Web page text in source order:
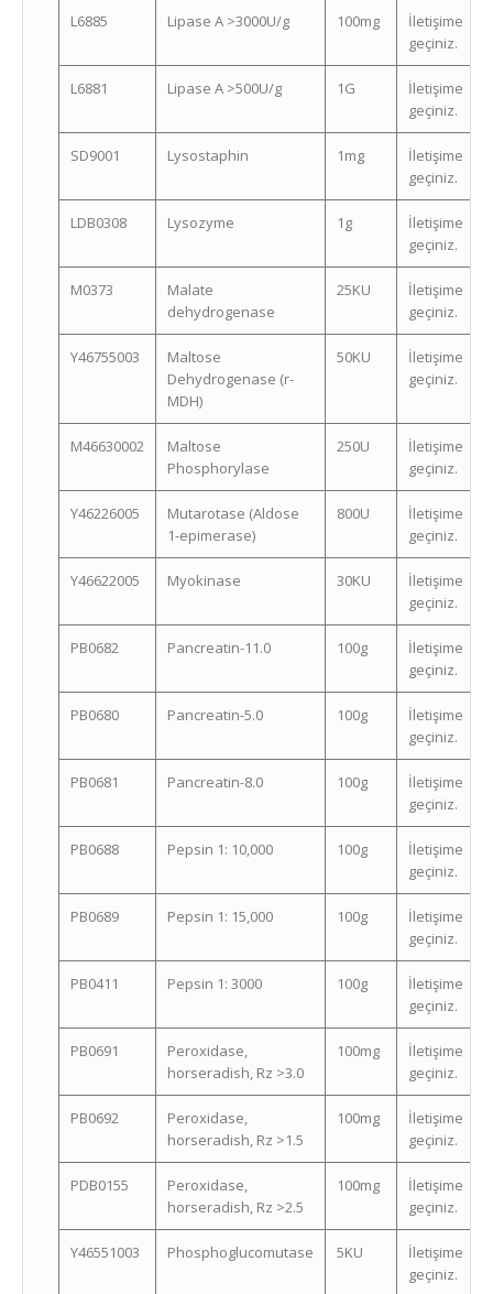
L6885 Lipase A >3000U/g 100mg
İletişime
geçiniz.
L6881 Lipase A >500U/g 1G
İletişime
geçiniz.
SD9001 Lysostaphin 1mg
İletişime
geçiniz.
LDB0308 Lysozyme 1g
İletişime
geçiniz.
M0373
Malate
dehydrogenase
25KU
İletişime
geçiniz.
Y46755003
Maltose
Dehydrogenase (r-
MDH)
50KU
İletişime
geçiniz.
M46630002
Maltose
Phosphorylase
250U
İletişime
geçiniz.
Y46226005
Mutarotase (Aldose
1-epimerase)
800U
İletişime
geçiniz.
Y46622005 Myokinase 30KU
İletişime
geçiniz.
PB0682 Pancreatin-11.0 100g
İletişime
geçiniz.
PB0680 Pancreatin-5.0 100g
İletişime
geçiniz.
PB0681 Pancreatin-8.0 100g
İletişime
geçiniz.
PB0688 Pepsin 1: 10,000 100g
İletişime
geçiniz.
PB0689 Pepsin 1: 15,000 100g
İletişime
geçiniz.
PB0411 Pepsin 1: 3000 100g
İletişime
geçiniz.
PB0691
Peroxidase,
horseradish, Rz >3.0
100mg
İletişime
geçiniz.
PB0692
Peroxidase,
horseradish, Rz >1.5
100mg
İletişime
geçiniz.
PDB0155
Peroxidase,
horseradish, Rz >2.5
100mg
İletişime
geçiniz.
Y46551003 Phosphoglucomutase 5KU
İletişime
geçiniz.